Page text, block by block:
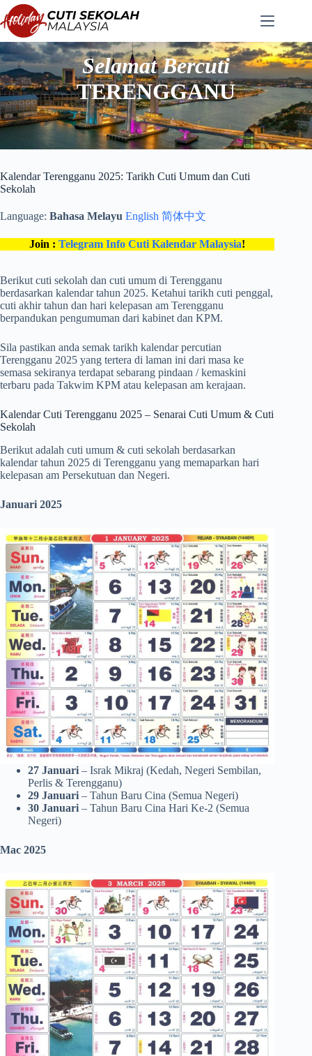
Langkau
ke
kandungan
Selamat Bercuti
TERENGGANU
Kalendar Terengganu 2025: Tarikh Cuti Umum dan Cuti
Sekolah
Language: Bahasa Melayu English 简体中文
Join :Telegram Info Cuti Kalendar Malaysia!
Berikut cuti sekolah dan cuti umum di Terengganu
berdasarkan kalendar tahun 2025. Ketahui tarikh cuti penggal,
cuti akhir tahun dan hari kelepasan am Terengganu
berpandukan pengumuman dari kabinet dan KPM.
Sila pastikan anda semak tarikh kalendar percutian
Terengganu 2025 yang tertera di laman ini dari masa ke
semasa sekiranya terdapat sebarang pindaan / kemaskini
terbaru pada Takwim KPM atau kelepasan am kerajaan.
Kalendar Cuti Terengganu 2025 – Senarai Cuti Umum & Cuti
Sekolah
Berikut adalah cuti umum & cuti sekolah berdasarkan
kalendar tahun 2025 di Terengganu yang memaparkan hari
kelepasan am Persekutuan dan Negeri.
Januari 2025
27 Januari – Israk Mikraj (Kedah, Negeri Sembilan,
Perlis & Terengganu)
29 Januari – Tahun Baru Cina (Semua Negeri)
30 Januari – Tahun Baru Cina Hari Ke-2 (Semua
Negeri)
Mac 2025